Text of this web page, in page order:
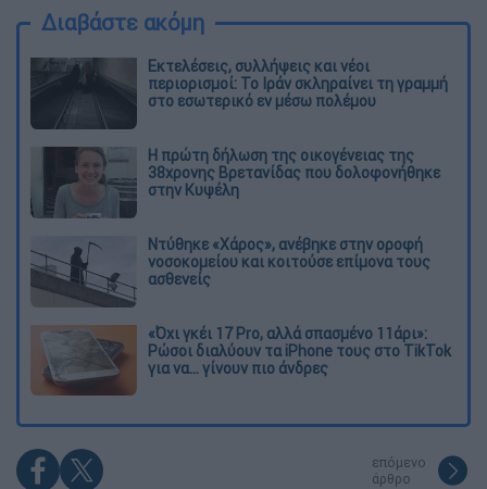
Διαβάστε ακόμη
Εκτελέσεις, συλλήψεις και νέοι
περιορισμοί: Το Ιράν σκληραίνει τη γραμμή
στο εσωτερικό εν μέσω πολέμου
Η πρώτη δήλωση της οικογένειας της
38χρονης Βρετανίδας που δολοφονήθηκε
στην Κυψέλη
Ντύθηκε «Χάρος», ανέβηκε στην οροφή
νοσοκομείου και κοιτούσε επίμονα τους
ασθενείς
«Όχι γκέι 17 Pro, αλλά σπασμένο 11άρι»:
Ρώσοι διαλύουν τα iPhone τους στο TikTok
για να... γίνουν πιο άνδρες
επόμενο
άρθρο